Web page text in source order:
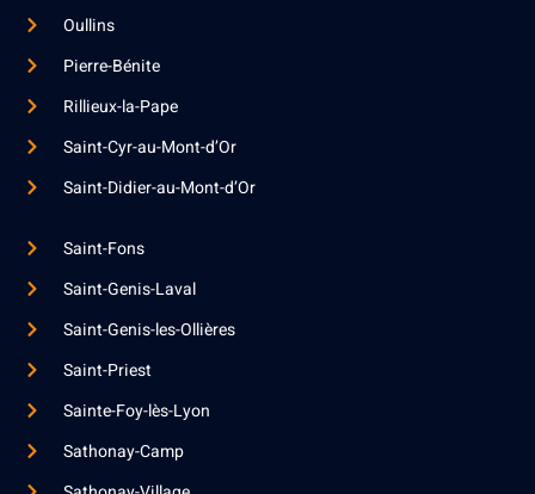
Oullins
Pierre-Bénite
Rillieux-la-Pape
Saint-Cyr-au-Mont-d’Or
Saint-Didier-au-Mont-d’Or
Saint-Fons
Saint-Genis-Laval
Saint-Genis-les-Ollières
Saint-Priest
Sainte-Foy-lès-Lyon
Sathonay-Camp